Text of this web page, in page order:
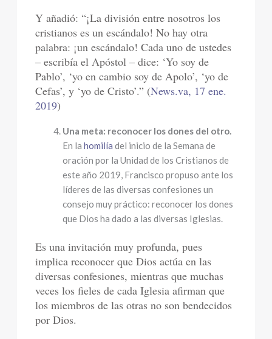
Y añadió: “¡La división entre nosotros los
cristianos es un escándalo! No hay otra
palabra: ¡un escándalo! Cada uno de ustedes
– escribía el Apóstol – dice: ‘Yo soy de
Pablo’, ‘yo en cambio soy de Apolo’, ‘yo de
Cefas’, y ‘yo de Cristo’.” (News.va, 17 ene.
2019)
Una meta: reconocer los dones del otro.
En lahomilía del inicio de la Semana de
oración por la Unidad de los Cristianos de
este año 2019, Francisco propuso ante los
líderes de las diversas confesiones un
consejo muy práctico: reconocer los dones
que Dios ha dado a las diversas Iglesias.
Es una invitación muy profunda, pues
implica reconocer que Dios actúa en las
diversas confesiones, mientras que muchas
veces los fieles de cada Iglesia afirman que
los miembros de las otras no son bendecidos
por Dios.